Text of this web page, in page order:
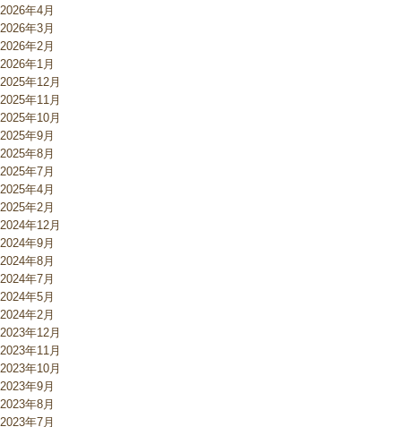
2026年4月
2026年3月
2026年2月
2026年1月
2025年12月
2025年11月
2025年10月
2025年9月
2025年8月
2025年7月
2025年4月
2025年2月
2024年12月
2024年9月
2024年8月
2024年7月
2024年5月
2024年2月
2023年12月
2023年11月
2023年10月
2023年9月
2023年8月
2023年7月